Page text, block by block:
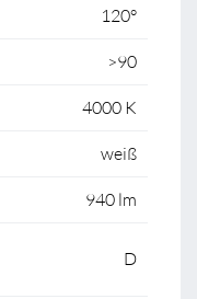
120°
>90
4000 K
weiß
940 lm
D